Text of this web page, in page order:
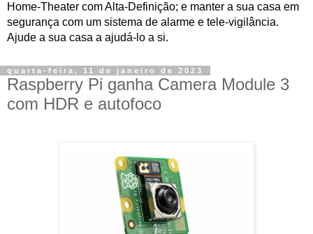
Home-Theater com Alta-Definição; e manter a sua casa em
segurança com um sistema de alarme e tele-vigilância.
Ajude a sua casa a ajudá-lo a si.
quarta-feira, 11 de janeiro de 2023
Raspberry Pi ganha Camera Module 3
com HDR e autofoco